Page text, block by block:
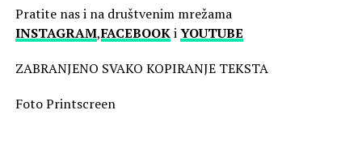
Pratite nas i na društvenim mrežama
INSTAGRAM,FACEBOOKiYOUTUBE
ZABRANJENO SVAKO KOPIRANJE TEKSTA
Foto Printscreen